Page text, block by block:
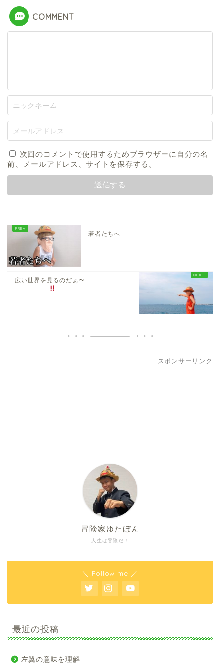
COMMENT
次回のコメントで使用するためブラウザーに自分の名
前、メールアドレス、サイトを保存する。
若者たちへ
広い世界を見るのだぁ〜
スポンサーリンク
人生は冒険だ！
冒険家ゆたぼん
＼ Follow me ／
最近の投稿
左翼の意味を理解